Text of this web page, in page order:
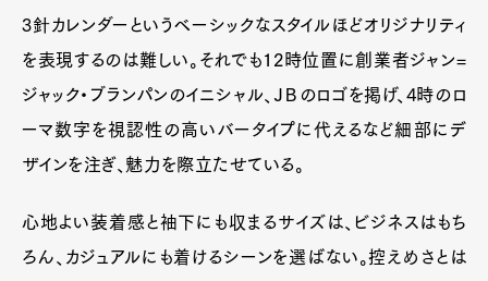
3針カレンダーというベーシックなスタイルほどオリジナリティ
を表現するのは難しい。それでも12時位置に創業者ジャン=
ジャック・ブランパンのイニシャル、ＪＢのロゴを掲げ、4時のロ
ーマ数字を視認性の高いバータイプに代えるなど細部にデ
ザインを注ぎ、魅力を際立たせている。
心地よい装着感と袖下にも収まるサイズは、ビジネスはもち
ろん、カジュアルにも着けるシーンを選ばない。控えめさとは